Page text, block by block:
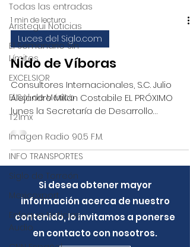
Todas las entradas
Aristegui Noticias
El Semanario Sin
Límites
EXCELSIOR
El Sol de México
T21mx
Imagen Radio 90.5 F.M.
INFO TRANSPORTES
Siglo de Torreón
Mexicoxport
Enfoque Noticias -
Audio
1 min de lectura
Luces del Siglo.com
Nido de Víboras
Consultores Internacionales, S.C. Julio
Alejandro Millán Costabile EL PRÓXIMO
lunes la Secretaría de Desarrollo
Económico del gobierno...
Si desea obtener mayor
información acerca de nuestro
contenido, lo invitamos a ponerse
en contacto con nosotros.